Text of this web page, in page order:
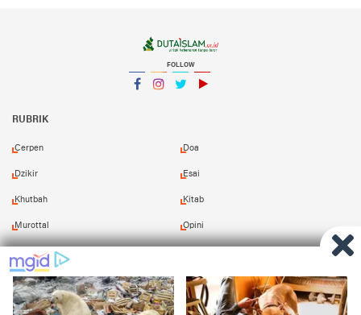
FOLLOW
RUBRIK
Cerpen Doa
Dzikir Esai
Khutbah Kitab
Murottal Opini
Shalawat Tafsir